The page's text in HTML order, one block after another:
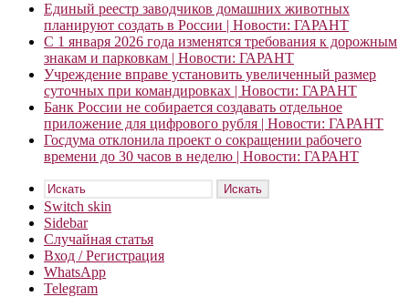
Единый реестр заводчиков домашних животных
планируют создать в России | Новости: ГАРАНТ
С 1 января 2026 года изменятся требования к дорожным
знакам и парковкам | Новости: ГАРАНТ
Учреждение вправе установить увеличенный размер
суточных при командировках | Новости: ГАРАНТ
Банк России не собирается создавать отдельное
приложение для цифрового рубля | Новости: ГАРАНТ
Госдума отклонила проект о сокращении рабочего
времени до 30 часов в неделю | Новости: ГАРАНТ
Искать
Switch skin
Sidebar
Случайная статья
Вход / Регистрация
WhatsApp
Telegram